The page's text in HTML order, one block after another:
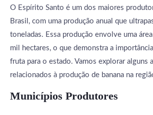
O Espírito Santo é um dos maiores
Brasil, com uma produção anual que
toneladas. Essa produção envolve uma
mil hectares, o que demonstra a
fruta para o estado. Vamos explorar alguns
relacionados à produção de banana na
Municípios Produtores